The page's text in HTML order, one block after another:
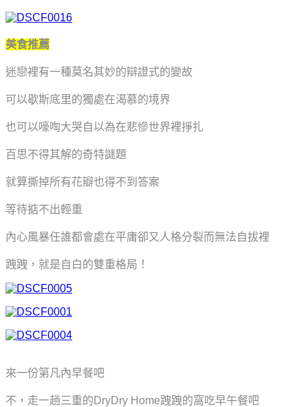
美食推薦
迷戀裡有一種莫名其妙的辯證式的變故
可以歇斯底里的獨處在渴慕的境界
也可以嚎啕大哭自以為在悲慘世界裡掙扎
百思不得其解的奇特謎題
就算撕掉所有花瓣也得不到答案
等待掂不出輕重
內心風暴任誰都會處在平庸卻又人格分裂而無法自拔裡
跩跩，就是自白的雙重格局！
來一份第凡內早餐吧
不，走一趟三重的DryDry Home跩跩的窩吃早午餐吧